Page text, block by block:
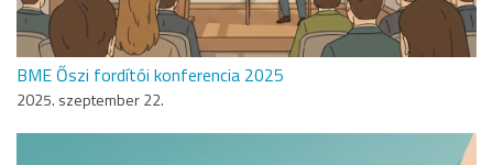
BME Őszi fordítói konferencia 2025
2025. szeptember 22.